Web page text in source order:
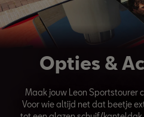
Opties &
Maak jouw Leon Sportstourer
Voor wie altijd net dat beetje